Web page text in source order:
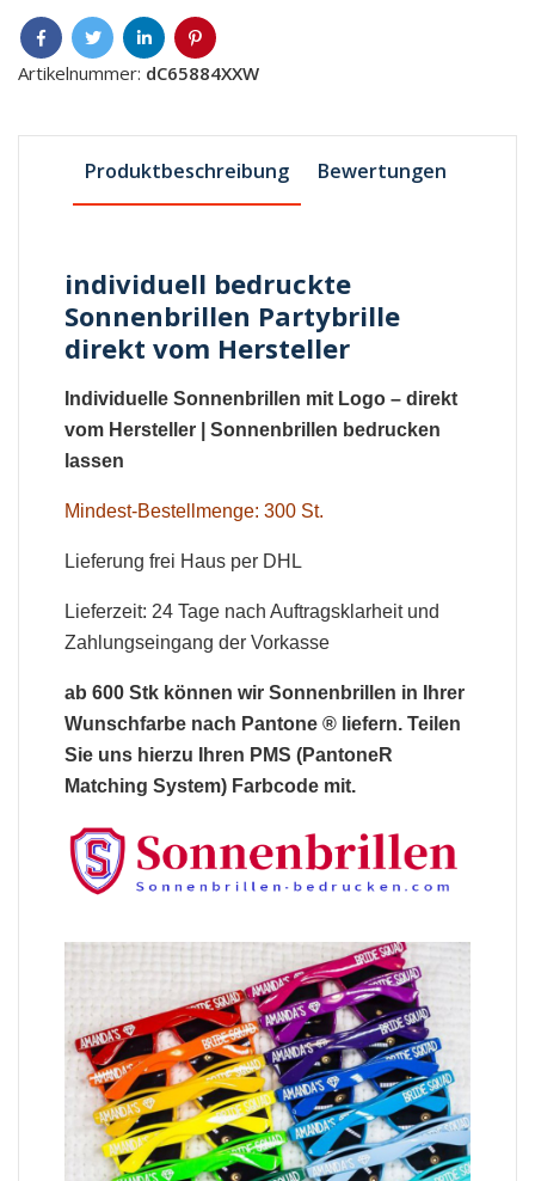
Artikelnummer: dC65884XXW
Produktbeschreibung Bewertungen
individuell bedruckte
Sonnenbrillen Partybrille
direkt vom Hersteller
Individuelle Sonnenbrillen mit Logo – direkt
vom Hersteller |Sonnenbrillen bedrucken
lassen
Mindest-Bestellmenge: 300 St.
Lieferung frei Haus per DHL
Lieferzeit: 24 Tage nach Auftragsklarheit und
Zahlungseingang der Vorkasse
ab 600 Stk können wirSonnenbrillen in Ihrer
Wunschfarbe nach Pantone ® liefern. Teilen
Sie uns hierzu Ihren PMS (PantoneR
Matching System) Farbcode mit.